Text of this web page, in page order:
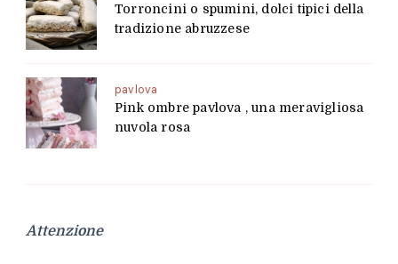
Torroncini o spumini, dolci tipici della
tradizione abruzzese
pavlova
Pink ombre pavlova , una meravigliosa
nuvola rosa
Attenzione